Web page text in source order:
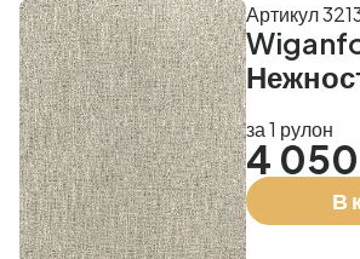
Артикул
за 1 рулон
4
В